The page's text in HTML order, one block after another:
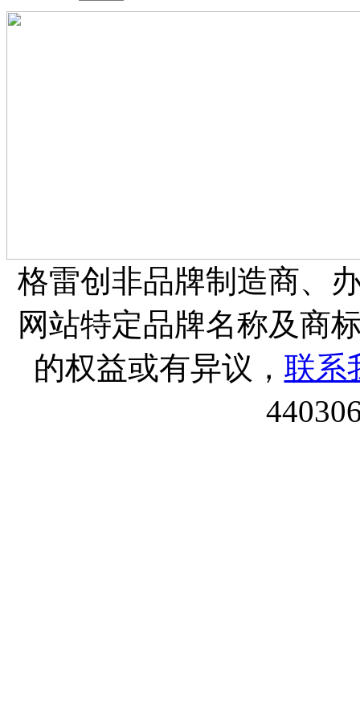
格雷创非品牌制造商、
网站特定品牌名称及商
的权益或有异议， 联系